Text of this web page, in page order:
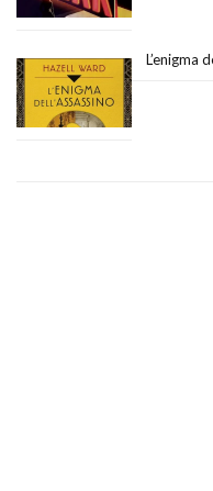
L’enigma